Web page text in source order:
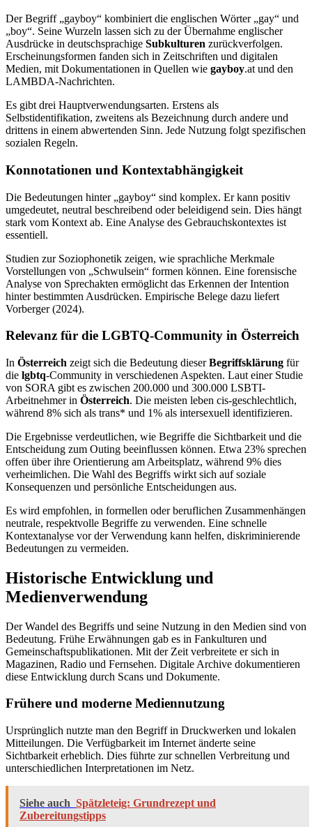
Der Begriff „gayboy“ kombiniert die englischen Wörter „gay“ und
„boy“. Seine Wurzeln lassen sich zu der Übernahme englischer
Ausdrücke in deutschsprachige Subkulturen zurückverfolgen.
Erscheinungsformen fanden sich in Zeitschriften und digitalen
Medien, mit Dokumentationen in Quellen wie gayboy.at und den
LAMBDA-Nachrichten.
Es gibt drei Hauptverwendungsarten. Erstens als
Selbstidentifikation, zweitens als Bezeichnung durch andere und
drittens in einem abwertenden Sinn. Jede Nutzung folgt spezifischen
sozialen Regeln.
Konnotationen und Kontextabhängigkeit
Die Bedeutungen hinter „gayboy“ sind komplex. Er kann positiv
umgedeutet, neutral beschreibend oder beleidigend sein. Dies hängt
stark vom Kontext ab. Eine Analyse des Gebrauchskontextes ist
essentiell.
Studien zur Soziophonetik zeigen, wie sprachliche Merkmale
Vorstellungen von „Schwulsein“ formen können. Eine forensische
Analyse von Sprechakten ermöglicht das Erkennen der Intention
hinter bestimmten Ausdrücken. Empirische Belege dazu liefert
Vorberger (2024).
Relevanz für die LGBTQ-Community in Österreich
In Österreich zeigt sich die Bedeutung dieserBegriffsklärung für
die lgbtq-Community in verschiedenen Aspekten. Laut einer Studie
von SORA gibt es zwischen 200.000 und 300.000 LSBTI-
Arbeitnehmer in Österreich. Die meisten leben cis-geschlechtlich,
während 8% sich als trans* und 1% als intersexuell identifizieren.
Die Ergebnisse verdeutlichen, wie Begriffe die Sichtbarkeit und die
Entscheidung zum Outing beeinflussen können. Etwa 23% sprechen
offen über ihre Orientierung am Arbeitsplatz, während 9% dies
verheimlichen. Die Wahl des Begriffs wirkt sich auf soziale
Konsequenzen und persönliche Entscheidungen aus.
Es wird empfohlen, in formellen oder beruflichen Zusammenhängen
neutrale, respektvolle Begriffe zu verwenden. Eine schnelle
Kontextanalyse vor der Verwendung kann helfen, diskriminierende
Bedeutungen zu vermeiden.
Historische Entwicklung und
Medienverwendung
Der Wandel des Begriffs und seine Nutzung in den Medien sind von
Bedeutung. Frühe Erwähnungen gab es in Fankulturen und
Gemeinschaftspublikationen. Mit der Zeit verbreitete er sich in
Magazinen, Radio und Fernsehen. Digitale Archive dokumentieren
diese Entwicklung durch Scans und Dokumente.
Frühere und moderne Mediennutzung
Ursprünglich nutzte man den Begriff in Druckwerken und lokalen
Mitteilungen. Die Verfügbarkeit im Internet änderte seine
Sichtbarkeit erheblich. Dies führte zur schnellen Verbreitung und
unterschiedlichen Interpretationen im Netz.
Siehe auch Spätzleteig: Grundrezept und
Zubereitungstipps